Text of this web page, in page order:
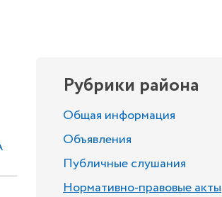
Рубрики района
Общая информация
Объявления
Публичные слушания
Нормативно-правовые акты